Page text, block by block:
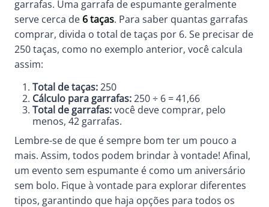
garrafas. Uma garrafa de espumante geralmente
serve cerca de 6 taças. Para saber quantas garrafas
comprar, divida o total de taças por 6. Se precisar de
250 taças, como no exemplo anterior, você calcula
assim:
Total de taças:250
Cálculo para garrafas:250 ÷ 6 = 41,66
Total de garrafas:você deve comprar, pelo
menos, 42 garrafas.
Lembre-se de que é sempre bom ter um pouco a
mais. Assim, todos podem brindar à vontade! Afinal,
um evento sem espumante é como um aniversário
sem bolo. Fique à vontade para explorar diferentes
tipos, garantindo que haja opções para todos os